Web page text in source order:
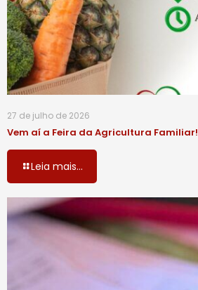
27 de julho de 2026
Vem aí a Feira da Agricultura Familiar!
Leia mais...